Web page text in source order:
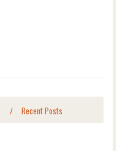
Recent Posts